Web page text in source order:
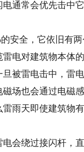
通常会优先击中
全，它依旧有两
对建筑物本体
被雷电击中，雷
场也会通过电磁
雨天即使建筑物
绕过接闪杆，